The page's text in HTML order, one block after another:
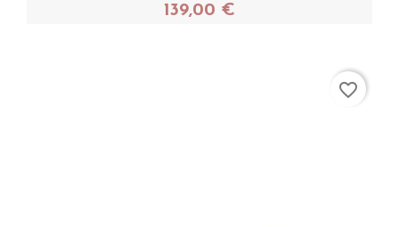
139,00 €
favorite_border